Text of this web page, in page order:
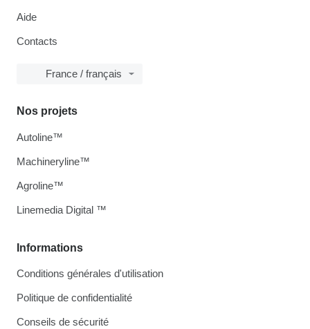
Aide
Contacts
France / français
Informations
Conditions générales d'utilisation
Politique de confidentialité
Conseils de sécurité
Nos projets
Autoline™
Machineryline™
Agroline™
Linemedia Digital ™